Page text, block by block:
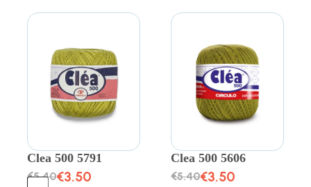
Clea 500 5791
€5.40€3.50
Clea 500 5606
€5.40€3.50